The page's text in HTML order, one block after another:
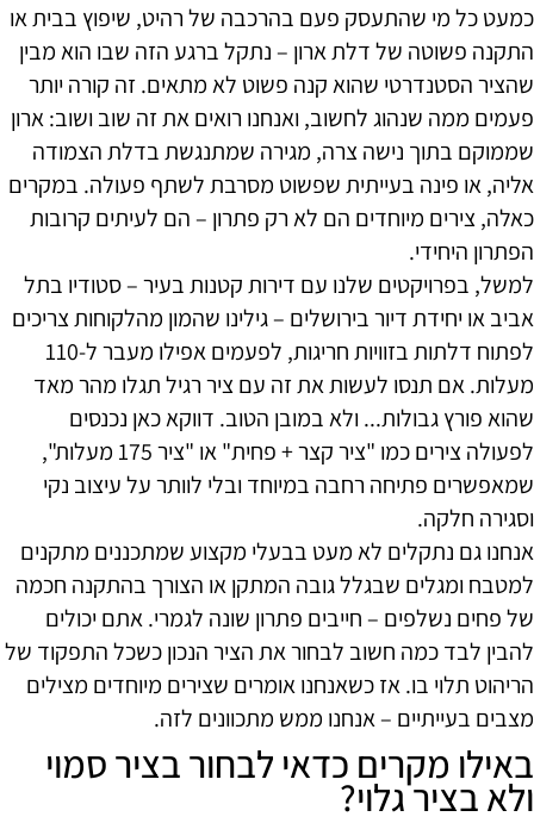
כמעט כל מי שהתעסק פעם בהרכבה של רהיט, שיפוץ בבית או
התקנה פשוטה של דלת ארון – נתקל ברגע הזה שבו הוא מבין
שהציר הסטנדרטי שהוא קנה פשוט לא מתאים. זה קורה יותר
פעמים ממה שנהוג לחשוב, ואנחנו רואים את זה שוב ושוב: ארון
שממוקם בתוך נישה צרה, מגירה שמתנגשת בדלת הצמודה
אליה, או פינה בעייתית שפשוט מסרבת לשתף פעולה. במקרים
כאלה, צירים מיוחדים הם לא רק פתרון – הם לעיתים קרובות
הפתרון היחידי.
למשל, בפרויקטים שלנו עם דירות קטנות בעיר – סטודיו בתל
אביב או יחידת דיור בירושלים – גילינו שהמון מהלקוחות צריכים
לפתוח דלתות בזוויות חריגות, לפעמים אפילו מעבר ל-110
מעלות. אם תנסו לעשות את זה עם ציר רגיל תגלו מהר מאד
שהוא פורץ גבולות... ולא במובן הטוב. דווקא כאן נכנסים
לפעולה צירים כמו "ציר קצר + פחית" או "ציר 175 מעלות",
שמאפשרים פתיחה רחבה במיוחד ובלי לוותר על עיצוב נקי
וסגירה חלקה.
אנחנו גם נתקלים לא מעט בבעלי מקצוע שמתכננים מתקנים
למטבח ומגלים שבגלל גובה המתקן או הצורך בהתקנה חכמה
של פחים נשלפים – חייבים פתרון שונה לגמרי. אתם יכולים
להבין לבד כמה חשוב לבחור את הציר הנכון כשכל התפקוד של
הריהוט תלוי בו. אז כשאנחנו אומרים שצירים מיוחדים מצילים
מצבים בעייתיים – אנחנו ממש מתכוונים לזה.
באילו מקרים כדאי לבחור בציר סמוי
ולא בציר גלוי?